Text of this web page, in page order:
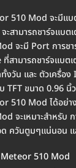
510 Mod จะมีแบ
สามารถชาร์จแบต
จะมี Port การชา
ามารถชาร์จแบตเ
งวัน และ ตัวเครื่
TFT ขนาด 0.96 นิ้
510 Mod ได้อย่า
จะเหมาะสำหรับ
ควันตูมๆแน่นอน แ
Meteor 510 Mod